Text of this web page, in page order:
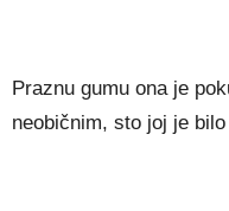
Praznu gumu ona je
neobičnim, sto joj je